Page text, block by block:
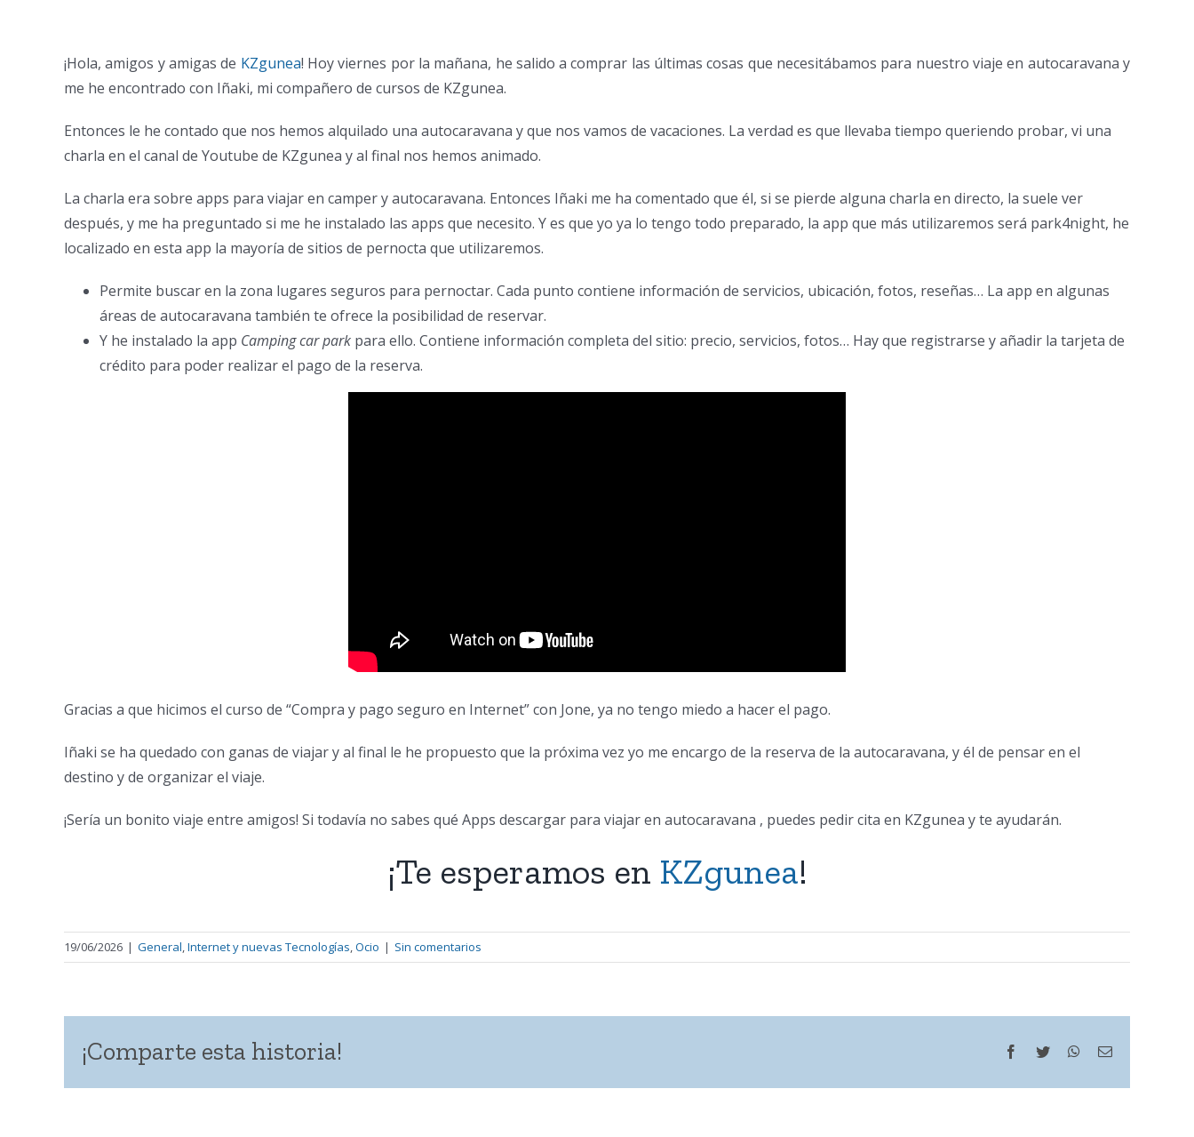
¡Hola, amigos y amigas de KZgunea! Hoy viernes por la mañana, he salido a comprar las últimas cosas que necesitábamos para nuestro viaje en autocaravana y
me he encontrado con Iñaki, mi compañero de cursos de KZgunea.
Entonces le he contado que nos hemos alquilado una autocaravana y que nos vamos de vacaciones. La verdad es que llevaba tiempo queriendo probar, vi una
charla en el canal de Youtube de KZgunea y al final nos hemos animado.
La charla era sobre apps para viajar en camper y autocaravana. Entonces Iñaki me ha comentado que él, si se pierde alguna charla en directo, la suele ver
después, y me ha preguntado si me he instalado las apps que necesito. Y es que yo ya lo tengo todo preparado, la app que más utilizaremos será park4night, he
localizado en esta app la mayoría de sitios de pernocta que utilizaremos.
Permite buscar en la zona lugares seguros para pernoctar. Cada punto contiene información de servicios, ubicación, fotos, reseñas… La app en algunas
áreas de autocaravana también te ofrece la posibilidad de reservar.
Y he instalado la app Camping car park para ello. Contiene información completa del sitio: precio, servicios, fotos… Hay que registrarse y añadir la tarjeta de
crédito para poder realizar el pago de la reserva.
Gracias a que hicimos el curso de “Compra y pago seguro en Internet” con Jone, ya no tengo miedo a hacer el pago.
Iñaki se ha quedado con ganas de viajar y al final le he propuesto que la próxima vez yo me encargo de la reserva de la autocaravana, y él de pensar en el
destino y de organizar el viaje.
¡Sería un bonito viaje entre amigos! Si todavía no sabes qué Apps descargar para viajar en autocaravana , puedes pedir cita en KZgunea y te ayudarán.
¡Te esperamos en KZgunea!
19/06/2026 | General,Internet y nuevas Tecnologías,Ocio | Sin comentarios
¡Comparte esta historia! Facebook
Twitter WhatsApp
Correo